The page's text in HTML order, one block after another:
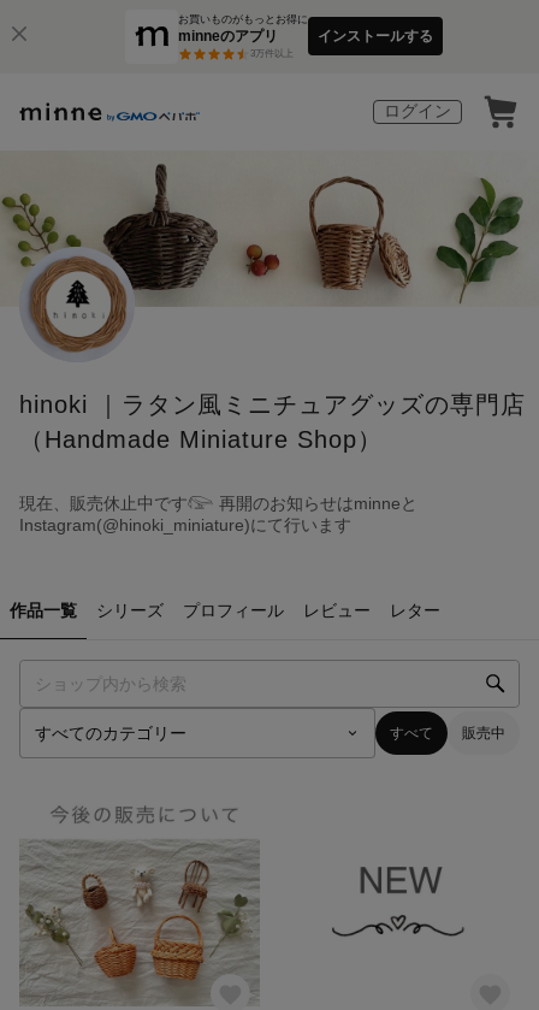
お買いものがもっとお得に
minneのアプリ
3万件以上
インストールする
ログイン
hinoki ｜ラタン風ミニチュアグッズの専門店
（Handmade Miniature Shop）
現在、販売休止中です𓅼 再開のお知らせはminneと
Instagram(@hinoki_miniature)にて行います
作品一覧 シリーズ プロフィール レビュー レター
すべて 販売中